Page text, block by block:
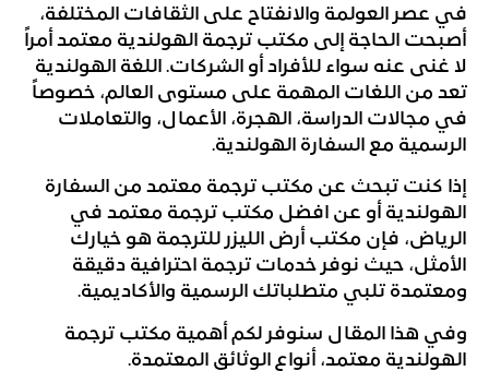
في عصر العولمة والانفتاح على الثقافات المختلفة،
أصبحت الحاجة إلى مكتب ترجمة الهولندية معتمد أمراً
لا غنى عنه سواء للأفراد أو الشركات. اللغة الهولندية
تعد من اللغات المهمة على مستوى العالم، خصوصاً
في مجالات الدراسة، الهجرة، الأعمال، والتعاملات
الرسمية مع السفارة الهولندية.
إذا كنت تبحث عن مكتب ترجمة معتمد من السفارة
الهولندية أو عن افضل مكتب ترجمة معتمد في
الرياض، فإن مكتب أرض الليزر للترجمة هو خيارك
الأمثل، حيث نوفر خدمات ترجمة احترافية دقيقة
ومعتمدة تلبي متطلباتك الرسمية والأكاديمية.
وفي هذا المقال سنوفر لكم أهمية مكتب ترجمة
الهولندية معتمد، أنواع الوثائق المعتمدة.